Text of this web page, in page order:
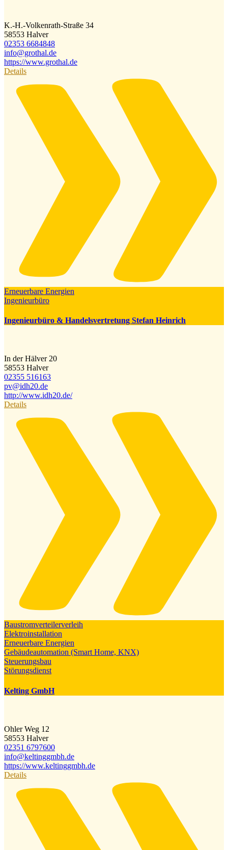
K.-H.-Volkenrath-Straße 34
58553 Halver
02353 6684848
info@​grothal.de
https://www.grothal.de
Details
Erneuerbare Energien
Ingenieurbüro
Ingenieurbüro & Handelsvertretung Stefan Heinrich
In der Hälver 20
58553 Halver
02355 516163
pv@​idh20.de
http://www.idh20.de/
Details
Baustromverteilerverleih
Elektroinstallation
Erneuerbare Energien
Gebäudeautomation (Smart Home, KNX)
Steuerungsbau
Störungsdienst
Kelting GmbH
Ohler Weg 12
58553 Halver
02351 6797600
info@​keltinggmbh.de
https://www.keltinggmbh.de
Details